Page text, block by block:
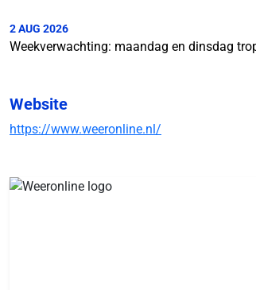
2 AUG 2026
Weekverwachting: maandag en dinsdag
Website
https://www.weeronline.nl/